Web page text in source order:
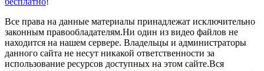
Все права на данные материалы принадлежат исключительно
законным правообладателям.Ни один из видео файлов не
находится на нашем сервере. Владельцы и администраторы
данного сайта не несут никакой ответственности за
использование ресурсов доступных на этом сайте.Вся